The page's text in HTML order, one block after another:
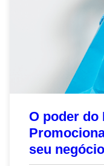
O poder do
seu negócio